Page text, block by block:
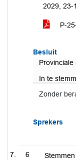
2029, 23-
P-
Besluit
Provinciale
In te
Zonder
Sprekers
6